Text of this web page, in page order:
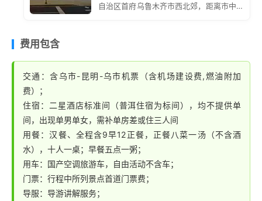
自治区首府乌鲁木齐市西北郊，距离市中心
费用包含
交通：含乌市-昆明-乌市机票（含机场建设费,燃油附加
费）；
住宿：二星酒店标准间（普洱住宿为标间），均不提供单
间，出现单男单女，需补单房差或住三人间
用餐：汉餐、全程含9早12正餐，正餐八菜一汤（不含酒
水），十人一桌；早餐五点一粥；
用车：国产空调旅游车，自由活动不含车；
门票：行程中所列景点首道门票费；
导服：导游讲解服务；